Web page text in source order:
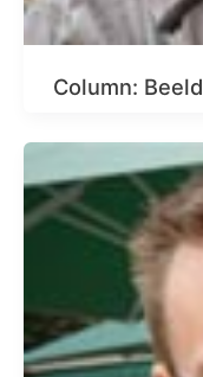
Column: Beeld